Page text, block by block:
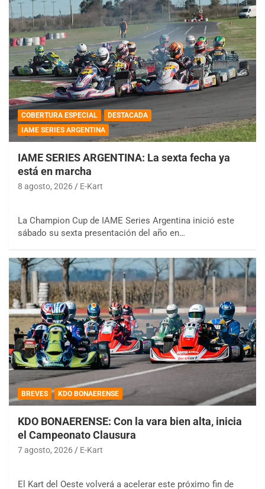
COBERTURA ESPECIAL
DESTACADA
IAME SERIES ARGENTINA
IAME SERIES ARGENTINA: La sexta fecha ya
está en marcha
8 agosto, 2026 E-Kart
La Champion Cup de IAME Series Argentina inició este
sábado su sexta presentación del año en…
BREVES KDO BONAERENSE
KDO BONAERENSE: Con la vara bien alta, inicia
el Campeonato Clausura
7 agosto, 2026 E-Kart
El Kart del Oeste volverá a acelerar este próximo fin de